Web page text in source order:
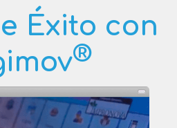
Éxito con
®